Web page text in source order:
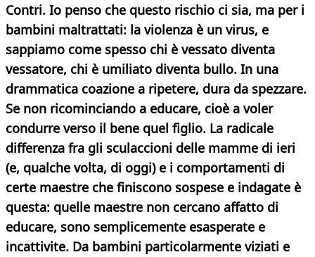
Contri. Io penso che questo rischio ci sia, ma per i
bambini maltrattati: la violenza è un virus, e
sappiamo come spesso chi è vessato diventa
vessatore, chi è umiliato diventa bullo. In una
drammatica coazione a ripetere, dura da spezzare.
Se non ricominciando a educare, cioè a voler
condurre verso il bene quel figlio. La radicale
differenza fra gli sculaccioni delle mamme di ieri
(e, qualche volta, di oggi) e i comportamenti di
certe maestre che finiscono sospese e indagate è
questa: quelle maestre non cercano affatto di
educare, sono semplicemente esasperate e
incattivite. Da bambini particolarmente viziati e